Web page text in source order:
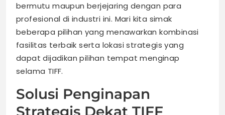
bermutu maupun berjejaring dengan para
profesional di industri ini. Mari kita simak
beberapa pilihan yang menawarkan kombinasi
fasilitas terbaik serta lokasi strategis yang
dapat dijadikan pilihan tempat menginap
selama TIFF.
Solusi Penginapan